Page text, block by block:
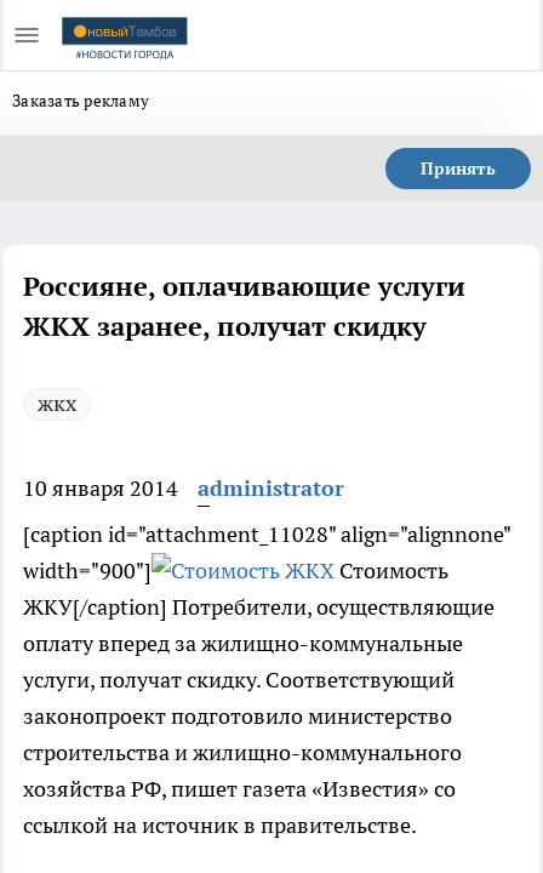
Заказать рекламу
Принять
Россияне, оплачивающие услуги
ЖКХ заранее, получат скидку
жкх
10 января 2014
administrator
[caption id="attachment_11028" align="alignnone"
width="900"]
Стоимость
ЖКУ[/caption] Потребители, осуществляющие
оплату вперед за жилищно-коммунальные
услуги, получат скидку. Соответствующий
законопроект подготовило министерство
строительства и жилищно-коммунального
хозяйства РФ, пишет газета «Известия» со
ссылкой на источник в правительстве.